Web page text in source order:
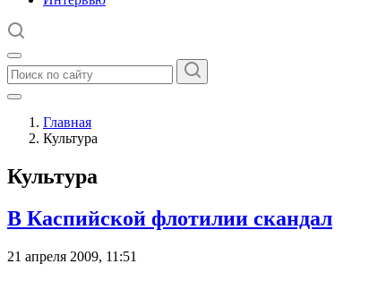
Главная
Культура
Культура
В Каспийской флотилии скандал
21 апреля 2009, 11:51